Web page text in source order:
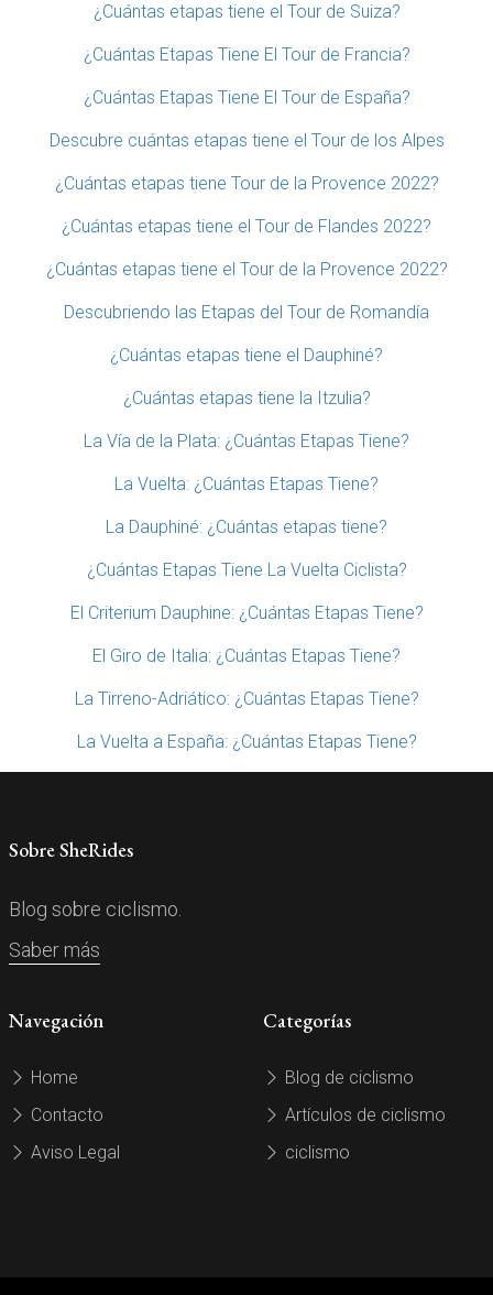
¿Cuántas etapas tiene el Tour de Suiza?
¿Cuántas Etapas Tiene El Tour de Francia?
¿Cuántas Etapas Tiene El Tour de España?
Descubre cuántas etapas tiene el Tour de los Alpes
¿Cuántas etapas tiene Tour de la Provence 2022?
¿Cuántas etapas tiene el Tour de Flandes 2022?
¿Cuántas etapas tiene el Tour de la Provence 2022?
Descubriendo las Etapas del Tour de Romandía
¿Cuántas etapas tiene el Dauphiné?
¿Cuántas etapas tiene la Itzulia?
La Vía de la Plata: ¿Cuántas Etapas Tiene?
La Vuelta: ¿Cuántas Etapas Tiene?
La Dauphiné: ¿Cuántas etapas tiene?
¿Cuántas Etapas Tiene La Vuelta Ciclista?
El Criterium Dauphine: ¿Cuántas Etapas Tiene?
El Giro de Italia: ¿Cuántas Etapas Tiene?
La Tirreno-Adriático: ¿Cuántas Etapas Tiene?
La Vuelta a España: ¿Cuántas Etapas Tiene?
Sobre SheRides
Blog sobre ciclismo.
Saber más
Navegación
Home
Contacto
Aviso Legal
Categorías
Blog de ciclismo
Artículos de ciclismo
ciclismo